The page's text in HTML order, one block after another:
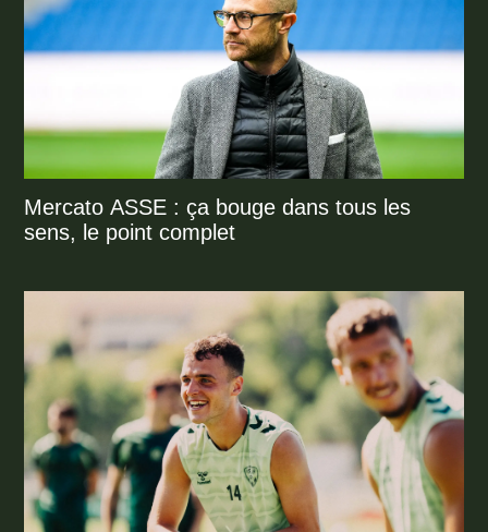
Mercato ASSE : ça bouge dans tous les
sens, le point complet